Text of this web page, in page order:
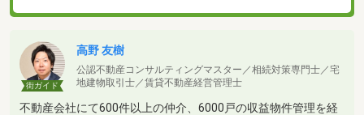
街ガイド
高野 友樹
公認不動産コンサルティングマスター／相続対策専門士／宅
地建物取引士／賃貸不動産経営管理士
不動産会社にて600件以上の仲介、6000戸の収益物件管理を経